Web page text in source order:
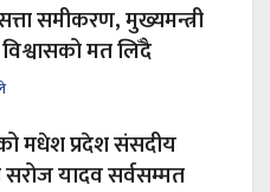
समीकरण, मुख्यमन्त्री
मत लिँदै
मधेश प्रदेश संसदीय
यादव सर्वसम्मत